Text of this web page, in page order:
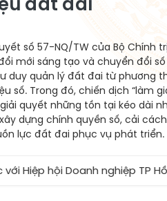
số 57-NQ/TW của Bộ Chính
mới sáng tạo và chuyển đổi
duy quản lý đất đai từ phương
số. Trong đó, chiến dịch “làm
quyết những tồn tại kéo dài
dựng chính quyền số, cải
lực đất đai phục vụ phát triển.
nghiệp TP Hồ Chí Minh